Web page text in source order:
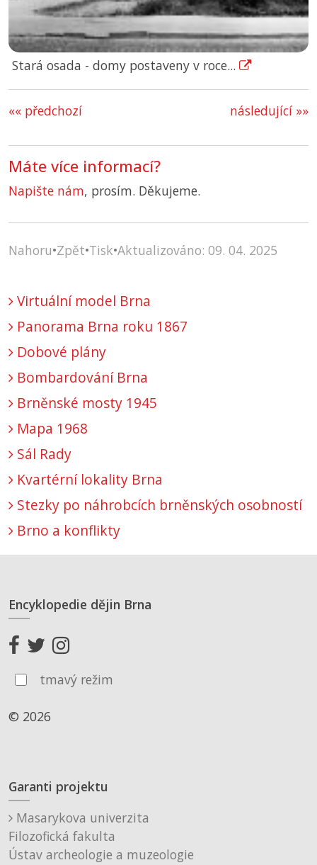
Stará osada - domy postaveny v roce...
«« předchozí následující »»
Máte více informací?
Napište nám, prosím. Děkujeme.
Nahoru•Zpět•Tisk•Aktualizováno: 09. 04. 2025
Virtuální model Brna
Panorama Brna roku 1867
Dobové plány
Bombardování Brna
Brněnské mosty 1945
Mapa 1968
Sál Rady
Kvartérní lokality Brna
Stezky po náhrobcích brněnských osobností
Brno a konflikty
Encyklopedie dějin Brna
tmavý režim
© 2026
Garanti projektu
Masarykova univerzita
Filozofická fakulta
Ústav archeologie a muzeologie